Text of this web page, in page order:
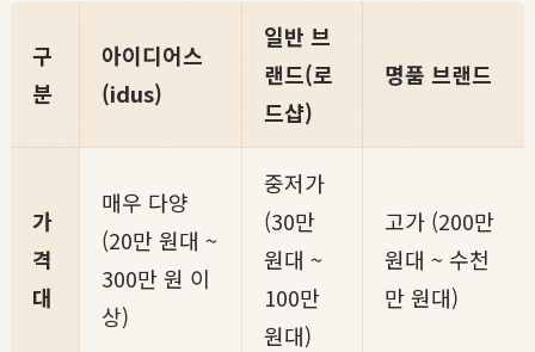
구
분
아이디어스
(idus)
일반 브
랜드(로
드샵)
명품 브랜드
가
격
대
매우 다양
(20만 원대 ~
300만 원 이
상)
중저가
(30만
원대 ~
100만
원대)
고가 (200만
원대 ~ 수천
만 원대)